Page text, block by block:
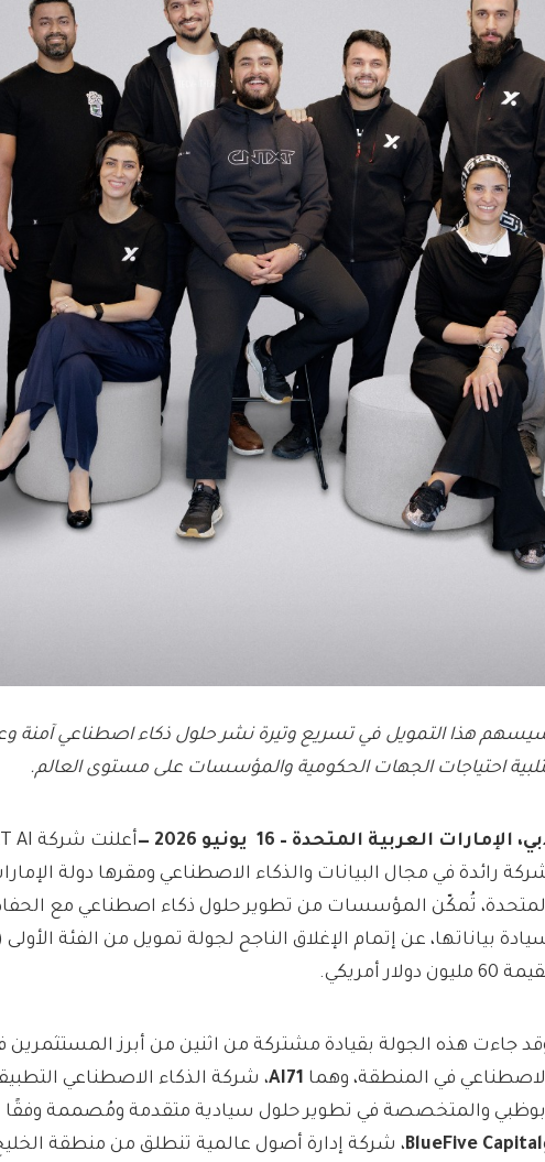
هذا التمويل في تسريع وتيرة نشر حلول ذكاء اصطناعي آمنة
احتياجات الجهات الحكومية والمؤسسات على مستوى العالم.
الإمارات العربية المتحدة – 16 يونيو
رائدة في مجال البيانات والذكاء الاصطناعي ومقرها دولة
تُمكّن المؤسسات من تطوير حلول ذكاء اصطناعي مع
60 مليون دولار أمريكي.
جاءت هذه الجولة بقيادة مشتركة من اثنين من أبرز المستثمرين
في المنطقة، وهما
، شركة الذكاء الاصطناعي
والمتخصصة في تطوير حلول سيادية متقدمة ومُصممة وفقًا
BlueFive Capital، شركة إدارة أصول عالمية تنطلق من منطقة